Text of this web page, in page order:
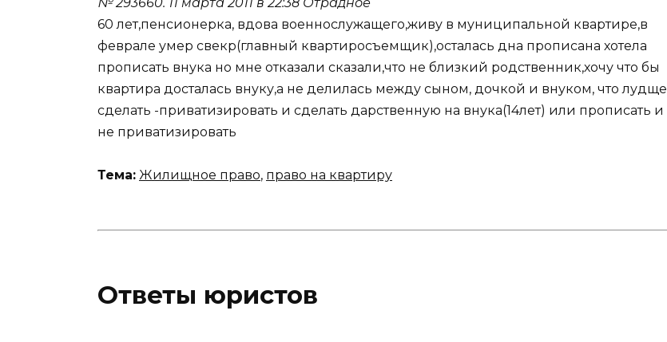
60 лет,пенсионерка, вдова военнослужащего,живу в муниципальной квартире,в
феврале умер свекр(главный квартиросъемщик),осталась дна прописана хотела
прописать внука но мне отказали сказали,что не близкий родственник,хочу что бы
квартира досталась внуку,а не делилась между сыном, дочкой и внуком, что лудще
сделать -приватизировать и сделать дарственную на внука(14лет) или прописать и
не приватизировать
Тема: Жилищное право, право на квартиру
Ответы юристов